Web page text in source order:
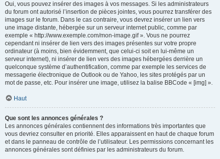
Oui, vous pouvez insérer des images à vos messages. Si les administrateurs
du forum ont autorisé l’insertion de pièces jointes, vous pourrez transférer des
images sur le forum. Dans le cas contraire, vous devrez insérer un lien vers
une image distante, hébergée sur un serveur internet public, comme par
exemple « http://www.exemple.com/mon-image.gif ». Vous ne pourrez
cependant ni insérer de lien vers des images présentes sur votre propre
ordinateur (à moins, bien évidemment, que celui-ci soit en lui-même un
serveur internet), ni insérer de lien vers des images hébergées derrière un
quelconque système d’authentification, comme par exemple les services de
messagerie électronique de Outlook ou de Yahoo, les sites protégés par un
mot de passe, etc. Pour insérer une image, utilisez la balise BBCode « [img] ».
Haut
Que sont les annonces générales ?
Les annonces générales contiennent des informations très importantes que
vous devriez consulter en priorité. Elles apparaissent en haut de chaque forum
et dans le panneau de contrôle de l’utilisateur. Les permissions concernant les
annonces générales sont définies par les administrateurs du forum.